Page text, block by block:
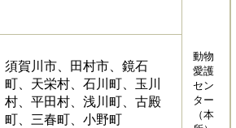
動物
愛護
セン
ター
（本
須賀川市、田村市、鏡石
町、天栄村、石川町、玉川
村、平田村、浅川町、古殿
町、三春町、小野町